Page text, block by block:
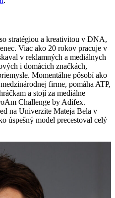
stratégiou a kreativitou v DNA,
Viac ako 20 rokov pracuje v
v reklamných a mediálnych
i domácich značkách,
Momentálne pôsobí ako
firme, pomáha ATP,
a stojí za mediálne
Challenge by Adifex.
na Univerzite Mateja Bela v
úspešný model precestoval celý